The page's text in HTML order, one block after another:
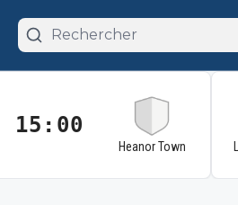
15:00
Heanor Town